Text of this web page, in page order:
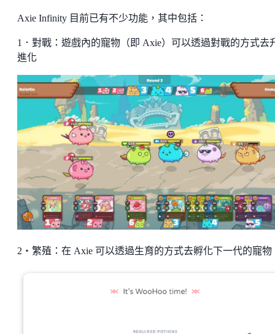
Axie Infinity 目前已有不少功能，其中包括：
1．對戰：遊戲內的寵物（即 Axie）可以透過對戰的方式去
進化
2・繁殖：在 Axie 可以透過生育的方式去孵化下一代的寵物